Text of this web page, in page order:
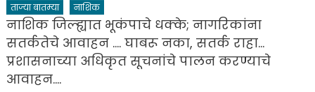
ताज्या बातम्या नाशिक
नाशिक जिल्ह्यात भूकंपाचे धक्के; नागरिकांना
सतर्कतेचे आवाहन …. घाबरू नका, सतर्क राहा…
प्रशासनाच्या अधिकृत सूचनांचे पालन करण्याचे
आवाहन….